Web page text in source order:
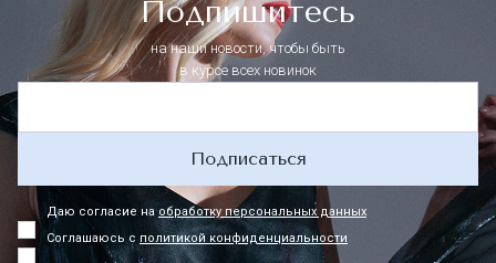
Подпишитесь
на наши новости, чтобы быть
в курсе всех новинок
Подписаться
Даю согласие наобработку персональных данных
Соглашаюсь с политикой конфиденциальности